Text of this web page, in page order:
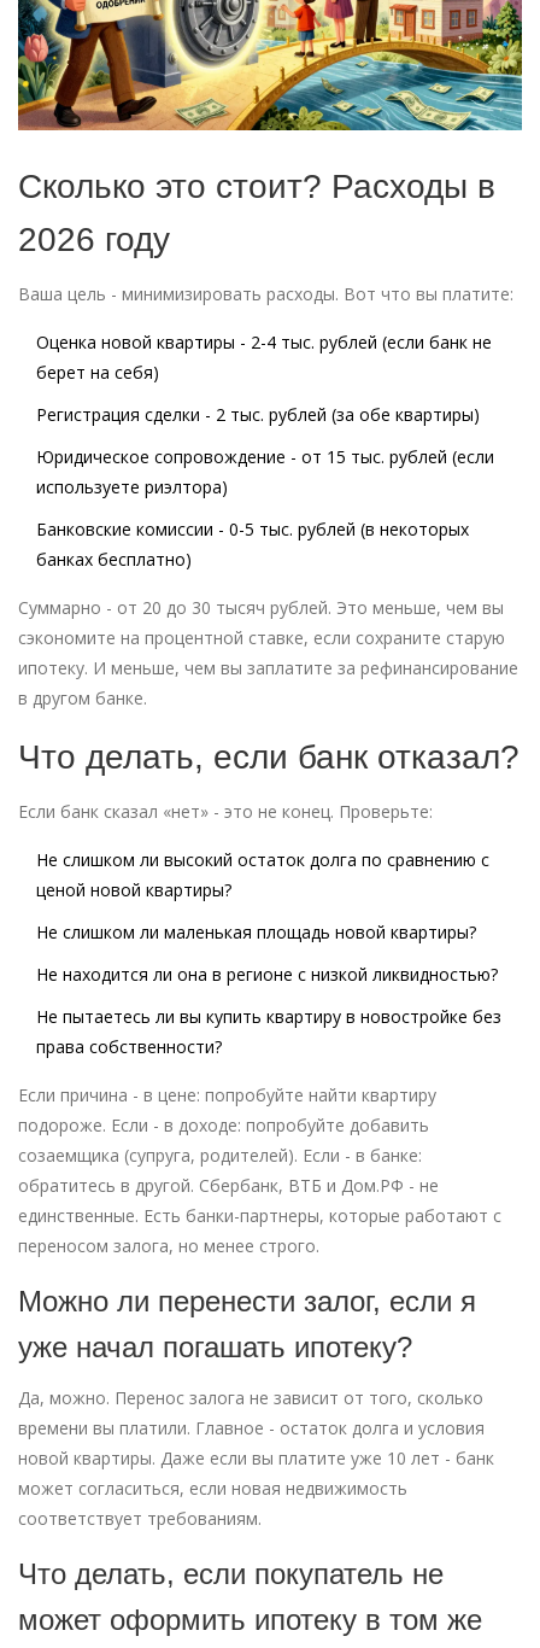
Сколько это стоит? Расходы в
2026 году
Ваша цель - минимизировать расходы. Вот что вы платите:
Оценка новой квартиры - 2-4 тыс. рублей (если банк не
берет на себя)
Регистрация сделки - 2 тыс. рублей (за обе квартиры)
Юридическое сопровождение - от 15 тыс. рублей (если
используете риэлтора)
Банковские комиссии - 0-5 тыс. рублей (в некоторых
банках бесплатно)
Суммарно - от 20 до 30 тысяч рублей. Это меньше, чем вы
сэкономите на процентной ставке, если сохраните старую
ипотеку. И меньше, чем вы заплатите за рефинансирование
в другом банке.
Что делать, если банк отказал?
Если банк сказал «нет» - это не конец. Проверьте:
Не слишком ли высокий остаток долга по сравнению с
ценой новой квартиры?
Не слишком ли маленькая площадь новой квартиры?
Не находится ли она в регионе с низкой ликвидностью?
Не пытаетесь ли вы купить квартиру в новостройке без
права собственности?
Если причина - в цене: попробуйте найти квартиру
подороже. Если - в доходе: попробуйте добавить
созаемщика (супруга, родителей). Если - в банке:
обратитесь в другой. Сбербанк, ВТБ и Дом.РФ - не
единственные. Есть банки-партнеры, которые работают с
переносом залога, но менее строго.
Можно ли перенести залог, если я
уже начал погашать ипотеку?
Да, можно. Перенос залога не зависит от того, сколько
времени вы платили. Главное - остаток долга и условия
новой квартиры. Даже если вы платите уже 10 лет - банк
может согласиться, если новая недвижимость
соответствует требованиям.
Что делать, если покупатель не
может оформить ипотеку в том же